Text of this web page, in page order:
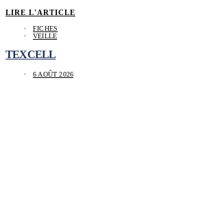
LIRE L'ARTICLE
FICHES
VEILLE
TEXCELL
6 AOÛT 2026